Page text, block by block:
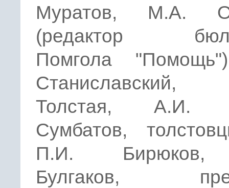
Муратов, М.А.
(редактор
Помгола
Толстая, А.И.
Сумбатов,
П.И.
Булгаков,